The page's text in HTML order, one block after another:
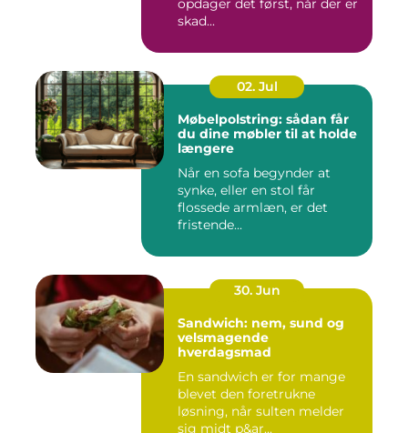
opdager det først, når der er
skad...
02. Jul
Møbelpolstring: sådan får
du dine møbler til at holde
længere
Når en sofa begynder at
synke, eller en stol får
flossede armlæn, er det
fristende...
30. Jun
Sandwich: nem, sund og
velsmagende
hverdagsmad
En sandwich er for mange
blevet den foretrukne
løsning, når sulten melder
sig midt p&ar...